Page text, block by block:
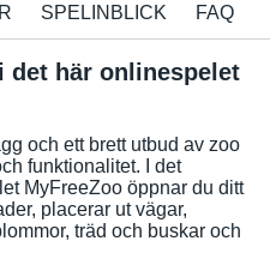
SPELINBLICK FAQ
det här onlinespelet
och ett brett utbud av zoo
funktionalitet. I det
MyFreeZoo öppnar du ditt
placerar ut vägar,
träd och buskar och